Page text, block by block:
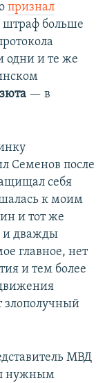
признал
штраф больше
одни и те же
— в
Семенов после
себя
к моим
и тот же
и дважды
главное, нет
и тем более
злополучный
МВД
нужным